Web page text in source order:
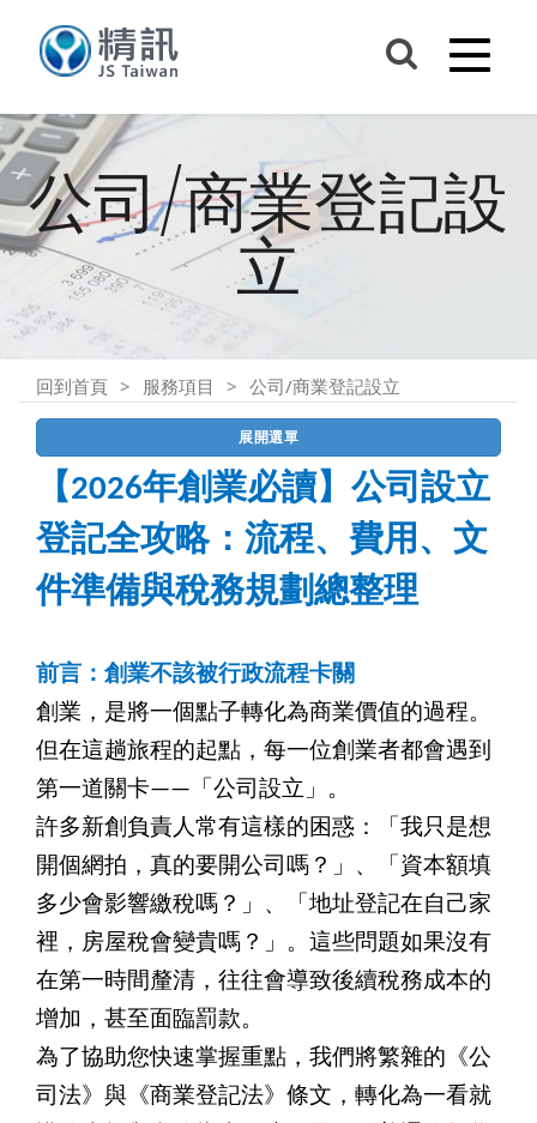
公司/商業登記設
立
回到首頁 服務項目 公司/商業登記設立
展開選單
【2026年創業必讀】公司設立
登記全攻略：流程、費用、文
件準備與稅務規劃總整理
前言：創業不該被行政流程卡關
創業，是將一個點子轉化為商業價值的過程。
但在這趟旅程的起點，每一位創業者都會遇到
第一道關卡——「公司設立」。
許多新創負責人常有這樣的困惑：「我只是想
開個網拍，真的要開公司嗎？」、「資本額填
多少會影響繳稅嗎？」、「地址登記在自己家
裡，房屋稅會變貴嗎？」。這些問題如果沒有
在第一時間釐清，往往會導致後續稅務成本的
增加，甚至面臨罰款。
為了協助您快速掌握重點，我們將繁雜的《公
司法》與《商業登記法》條文，轉化為一看就